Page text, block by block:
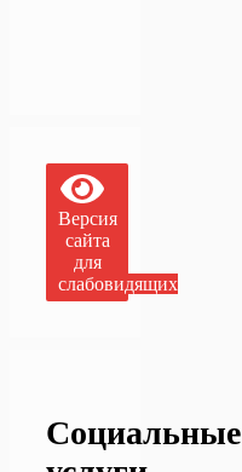
Версия
сайта
для
слабовидящих
Социальные